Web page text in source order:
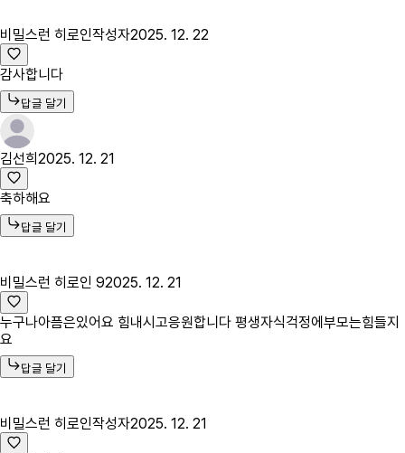
비밀스런 히로인작성자2025. 12. 22
감사합니다
답글 달기
김선희2025. 12. 21
축하해요
답글 달기
비밀스런 히로인 92025. 12. 21
누구나아픔은있어요 힘내시고응원합니다 평생자식걱정에부모는힘들지
요
답글 달기
비밀스런 히로인작성자2025. 12. 21